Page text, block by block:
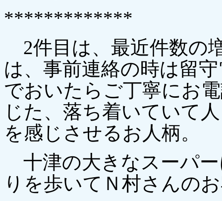
*************
2件目は、最近件数の
は、事前連絡の時は留
でおいたらご丁寧にお
じた、落ち着いていて
を感じさせるお人柄。
十津の大きなスーパ
りを歩いてＮ村さんの